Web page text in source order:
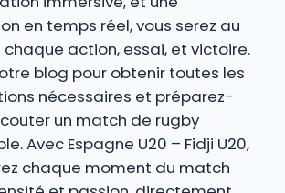
en temps réel, vous serez au
action, essai, et victoire.
blog pour obtenir toutes les
nécessaires et préparez-
un match de rugby
Avec Espagne U20 – Fidji U20,
chaque moment du match